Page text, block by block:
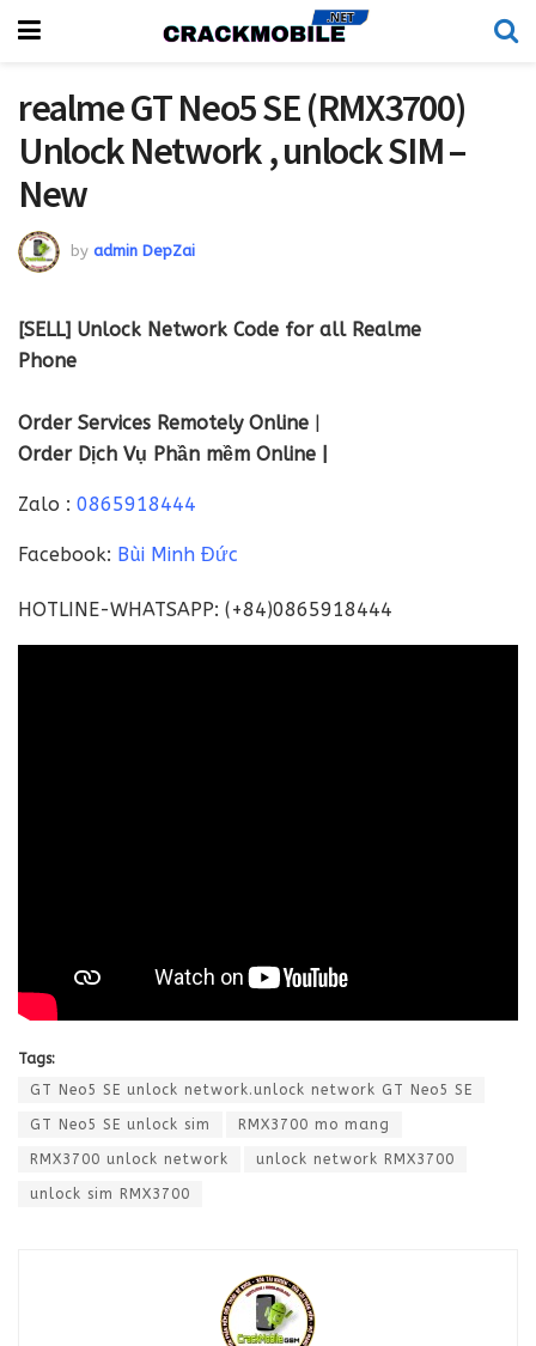
realme GT Neo5 SE (RMX3700)
Unlock Network , unlock SIM –
New
by admin DepZai
[SELL] Unlock Network Code for all Realme
Phone
Order Services Remotely Online |
Order Dịch Vụ Phần mềm Online |
Zalo : 0865918444
Facebook: Bùi Minh Đức
HOTLINE-WHATSAPP: (+84)0865918444
Tags:
GT Neo5 SE unlock network.unlock network GT Neo5 SE
GT Neo5 SE unlock sim RMX3700 mo mang
RMX3700 unlock network unlock network RMX3700
unlock sim RMX3700